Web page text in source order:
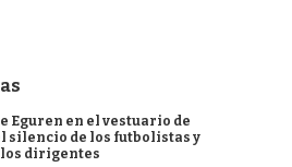
Eguren en el vestuario de
silencio de los futbolistas y
los dirigentes